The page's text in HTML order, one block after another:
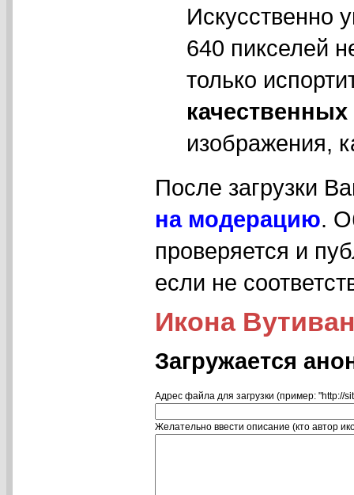
Искусственно
640 пикселей
только
качественных
изображения,
После загрузки
на модерацию.
проверяется и
если не
Икона
Загружается
Адрес файла для загрузки (пример: "http://
Желательно ввести описание (кто автор